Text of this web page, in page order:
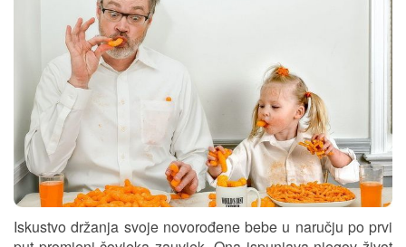
Iskustvo držanja svoje novorođene bebe u naručju po prvi